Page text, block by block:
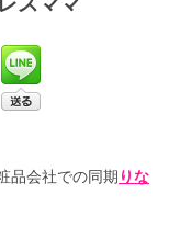
品会社での同期 りな